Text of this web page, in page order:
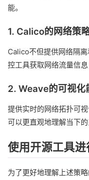
能。
1. Calico的网络策
Calico不但提供网络隔
控工具获取网络流量信
2. Weave的可视化
提供实时的网络拓扑可
可以更直观地理解当下的
使用开源工具
为了更好地理解上述策